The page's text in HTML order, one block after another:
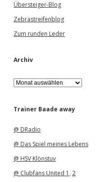
Übersteiger-Blog
Zebrastreifenblog
Zum runden Leder
Archiv
A
r
h
Trainer Baade away
@ DRadio
@ Das Spiel meines Lebens
@ HSV Klönstuv
@ Clubfans United 1 , 2